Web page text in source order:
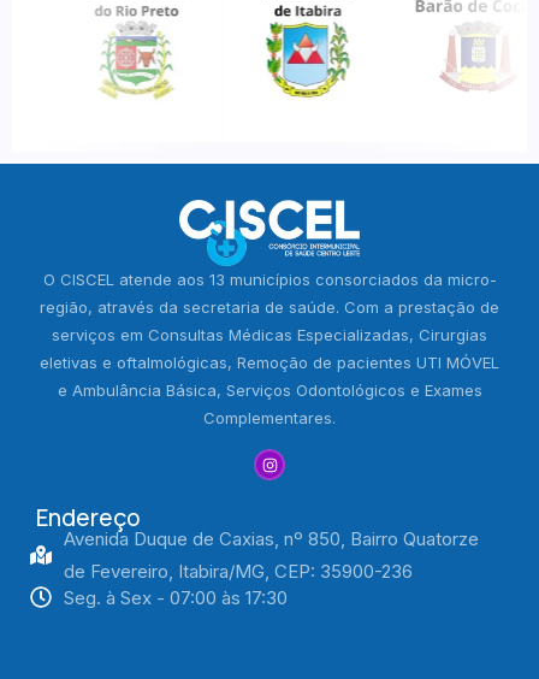
O CISCEL atende aos 13 municípios consorciados da micro-
região, através da secretaria de saúde. Com a prestação de
serviços em Consultas Médicas Especializadas, Cirurgias
eletivas e oftalmológicas, Remoção de pacientes UTI MÓVEL
e Ambulância Básica, Serviços Odontológicos e Exames
Complementares.
Endereço
Avenida Duque de Caxias, nº 850, Bairro Quatorze
de Fevereiro, Itabira/MG, CEP: 35900-236
Seg. à Sex - 07:00 às 17:30